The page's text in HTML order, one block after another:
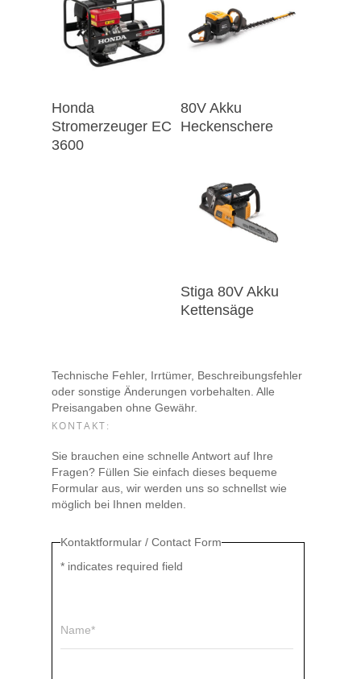
Honda
Stromerzeuger EC
3600
80V Akku
Heckenschere
Stiga 80V Akku
Kettensäge
Technische Fehler, Irrtümer, Beschreibungsfehler
oder sonstige Änderungen vorbehalten. Alle
Preisangaben ohne Gewähr.
KONTAKT:
Sie brauchen eine schnelle Antwort auf Ihre
Fragen? Füllen Sie einfach dieses bequeme
Formular aus, wir werden uns so schnellst wie
möglich bei Ihnen melden.
Kontaktformular / Contact Form
* indicates required field
Name*